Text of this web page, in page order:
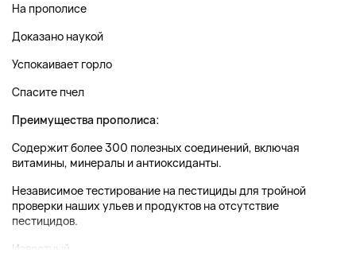
На прополисе
Доказано наукой
Успокаивает горло
Спасите пчел
Преимущества прополиса:
Содержит более 300 полезных соединений, включая
витамины, минералы и антиоксиданты.
Независимое тестирование на пестициды для тройной
проверки наших ульев и продуктов на отсутствие
пестицидов.
Известный ...